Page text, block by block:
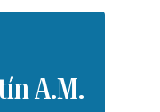
A.M.